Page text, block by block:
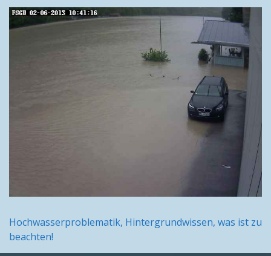
Hochwasserproblematik, Hintergrundwissen, was ist zu
beachten!